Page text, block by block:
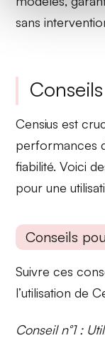
sans
Censius est
performances
fiabilité. Voici
pour une
Conseils
Suivre ces
l’utilisation de
Conseil n°1 :